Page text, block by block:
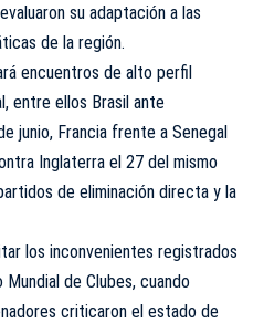
su adaptación a las
de la región.
encuentros de alto perfil
entre ellos Brasil ante
junio, Francia frente a Senegal
Inglaterra el 27 del mismo
de eliminación directa y la
los inconvenientes registrados
de Clubes, cuando
criticaron el estado de